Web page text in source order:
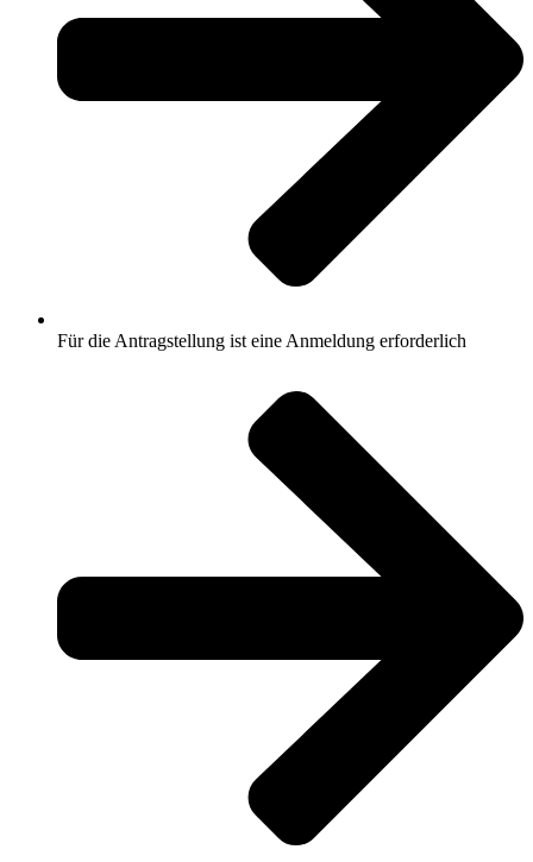
Für die Antragstellung ist eine Anmeldung erforderlich